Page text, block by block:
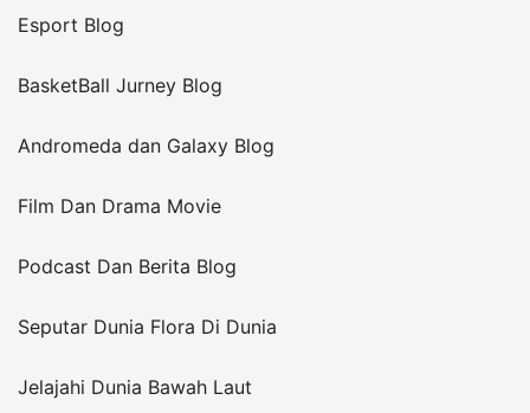
Esport Blog
BasketBall Jurney Blog
Andromeda dan Galaxy Blog
Film Dan Drama Movie
Podcast Dan Berita Blog
Seputar Dunia Flora Di Dunia
Jelajahi Dunia Bawah Laut